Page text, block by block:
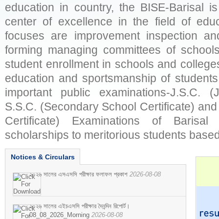
education in country, the BISE-Barisal
center of excellence in the field of
focuses are improvement inspection
forming managing committees of
student enrollment in schools and
education and sportsmanship of
important public examinations-J.S.C.
S.S.C. (Secondary School Certificate)
Certificate) Examinations of
scholarships to meritorious students
Notices & Circulars
২০২৬ সালের এসএসসি পরীক্ষার ফলাফল প্রকাশ 2026-08-08
২০২৬ সালের এইচএসসি পরীক্ষার দৈনন্দিন রিপোর্ট।
08_08_2026_Morning 2026-08-08